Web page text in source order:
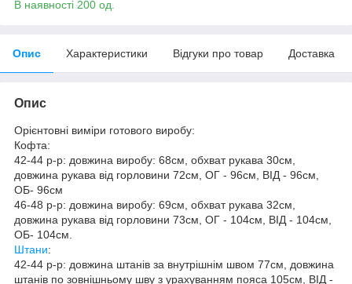
В наявності 200 од.
Опис Характеристики Відгуки про товар Доставка
Опис
Орієнтовні виміри готового виробу:
Кофта:
42-44 р-р: довжина виробу: 68см, обхват рукава 30см,
довжина рукава від горловини 72см, ОГ - 96см, ВІД - 96см,
ОБ- 96см
46-48 р-р: довжина виробу: 69см, обхват рукава 32см,
довжина рукава від горловини 73см, ОГ - 104см, ВІД - 104см,
ОБ- 104см.
Штани:
42-44 р-р: довжина штанів за внутрішнім швом 77см, довжина
штанів по зовнішньому шву з урахуванням пояса 105см, ВІД -